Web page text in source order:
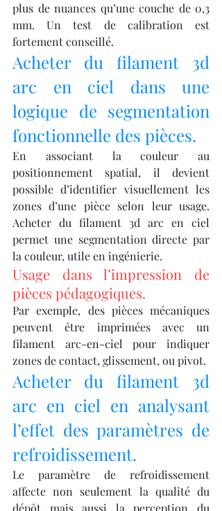
plus de nuances qu’une couche de 0,3
mm. Un test de calibration est
fortement conseillé.
Acheter du filament 3d
arc en ciel dans une
logique de segmentation
fonctionnelle des pièces.
En associant la couleur au
positionnement spatial, il devient
possible d’identifier visuellement les
zones d’une pièce selon leur usage.
Acheter du filament 3d arc en ciel
permet une segmentation directe par
la couleur, utile en ingénierie.
Usage dans l’impression de
pièces pédagogiques.
Par exemple, des pièces mécaniques
peuvent être imprimées avec un
filament arc-en-ciel pour indiquer
zones de contact, glissement, ou pivot.
Acheter du filament 3d
arc en ciel en analysant
l’effet des paramètres de
refroidissement.
Le paramètre de refroidissement
affecte non seulement la qualité du
dépôt mais aussi la perception du